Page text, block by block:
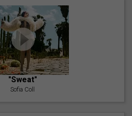
"Sweat"
Sofia Coll